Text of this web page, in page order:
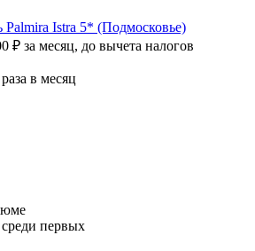
Palmira Istra 5* (Подмосковье)
₽ за месяц, до вычета налогов
в месяц
первых